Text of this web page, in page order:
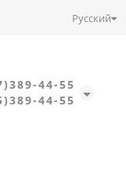
Русский
44-55
44-55